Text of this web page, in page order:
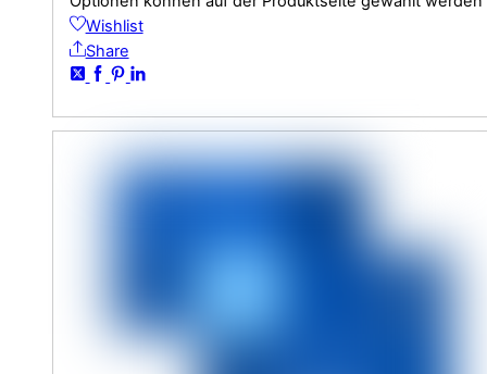
Wishlist
Share